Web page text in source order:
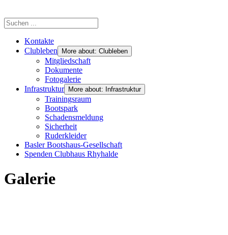
Kontakte
Clubleben
More about: Clubleben
Mitgliedschaft
Dokumente
Fotogalerie
Infrastruktur
More about: Infrastruktur
Trainingsraum
Bootspark
Schadensmeldung
Sicherheit
Ruderkleider
Basler Bootshaus-Gesellschaft
Spenden Clubhaus Rhyhalde
Galerie